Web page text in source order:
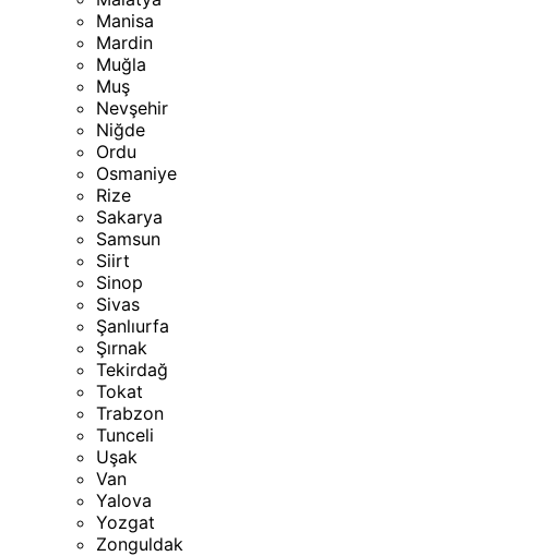
Manisa
Mardin
Muğla
Muş
Nevşehir
Niğde
Ordu
Osmaniye
Rize
Sakarya
Samsun
Siirt
Sinop
Sivas
Şanlıurfa
Şırnak
Tekirdağ
Tokat
Trabzon
Tunceli
Uşak
Van
Yalova
Yozgat
Zonguldak